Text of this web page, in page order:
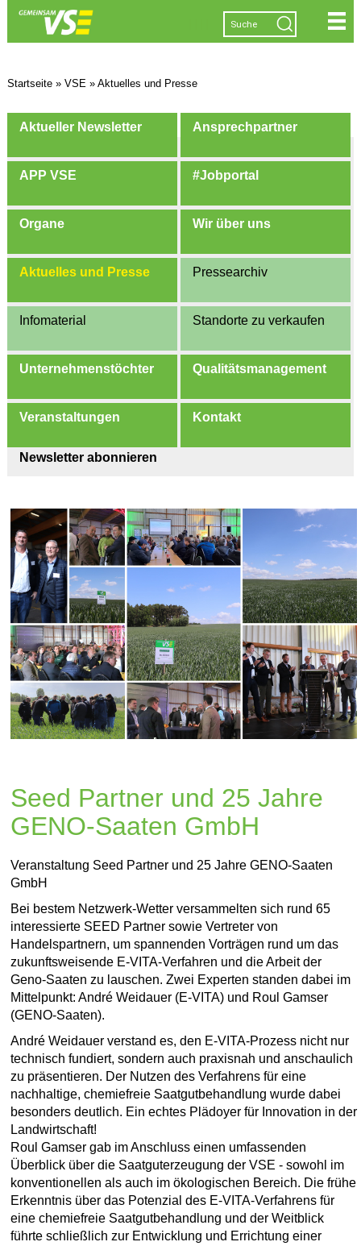
Startseite» VSE » Aktuelles und Presse
Aktueller Newsletter Ansprechpartner
APP VSE #Jobportal
Organe Wir über uns
Aktuelles und Presse Pressearchiv
Infomaterial Standorte zu verkaufen
Unternehmenstöchter Qualitätsmanagement
Veranstaltungen Kontakt
Newsletter abonnieren
Seed Partner und 25 Jahre
GENO-Saaten GmbH
Veranstaltung Seed Partner und 25 Jahre GENO-Saaten
GmbH
Bei bestem Netzwerk-Wetter versammelten sich rund 65
interessierte SEED Partner sowie Vertreter von
Handelspartnern, um spannenden Vorträgen rund um das
zukunftsweisende E-VITA-Verfahren und die Arbeit der
Geno-Saaten zu lauschen. Zwei Experten standen dabei im
Mittelpunkt: André Weidauer (E-VITA) und Roul Gamser
(GENO-Saaten).
André Weidauer verstand es, den E-VITA-Prozess nicht nur
technisch fundiert, sondern auch praxisnah und anschaulich
zu präsentieren. Der Nutzen des Verfahrens für eine
nachhaltige, chemiefreie Saatgutbehandlung wurde dabei
besonders deutlich. Ein echtes Plädoyer für Innovation in der
Landwirtschaft!
Roul Gamser gab im Anschluss einen umfassenden
Überblick über die Saatguterzeugung der VSE - sowohl im
konventionellen als auch im ökologischen Bereich. Die frühe
Erkenntnis über das Potenzial des E-VITA-Verfahrens für
eine chemiefreie Saatgutbehandlung und der Weitblick
führte schließlich zur Entwicklung und Errichtung einer